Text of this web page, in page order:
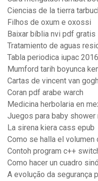
Ciencias de la tierra
Filhos de oxum e oxossi
Baixar bíblia nvi pdf gratis
Tratamiento de aguas
Tabla periodica iupac
Mumford tarih boyunca
Cartas de vincent van
Coran pdf arabe warch
Medicina herbolaria en
Juegos para baby
La sirena kiera cass epub
Como se halla el volumen
Contoh program c++
Como hacer un cuadro
A evolução da segurança